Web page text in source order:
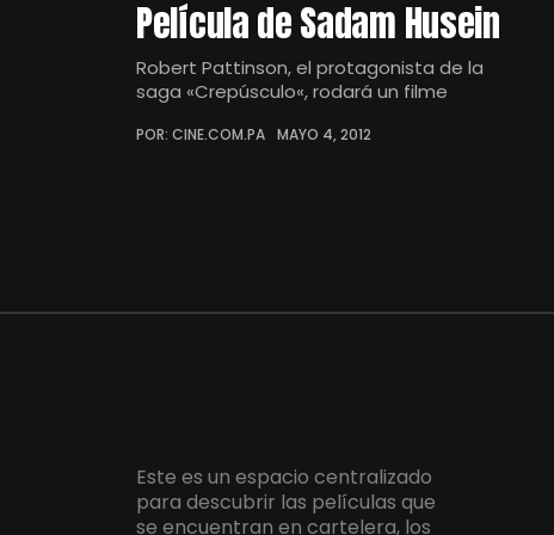
Película de Sadam Husein
Robert Pattinson, el protagonista de la
saga «Crepúsculo«, rodará un filme
POR: CINE.COM.PA MAYO 4, 2012
Este es un espacio centralizado
para descubrir las películas que
se encuentran en cartelera, los